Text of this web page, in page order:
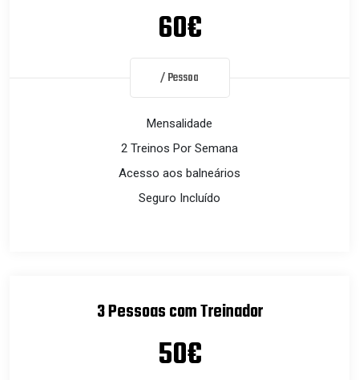
60€
/ Pessoa
Mensalidade
2 Treinos Por Semana
Acesso aos balneários
Seguro Incluído
3 Pessoas com Treinador
50€